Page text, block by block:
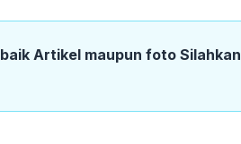
Artikel maupun foto Silahkan